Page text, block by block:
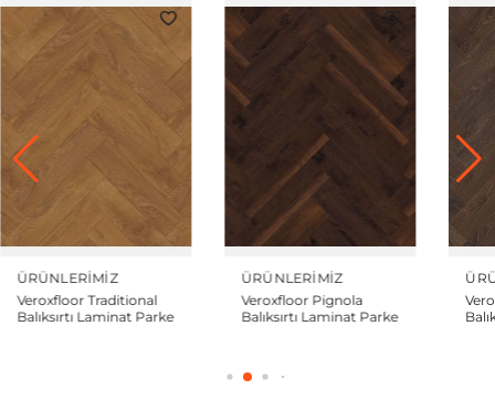
ÜRÜNLERIMIZ
Veroxfloor Pignola
Balıksırtı Laminat Parke
ÜRÜNLERIMIZ
Veroxfloor Famous
Balıksırtı Laminat Parke